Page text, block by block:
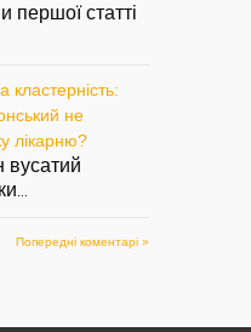
першої статті
кластерність:
не
лікарню?
вусатий
Попередні коментарі »